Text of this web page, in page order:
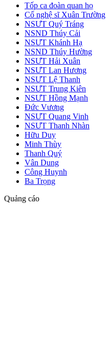
Tốp ca đoàn quan họ
Cố nghệ sĩ Xuân Trường
NSƯT Quý Tráng
NSND Thúy Cải
NSƯT Khánh Hạ
NSND Thúy Hường
NSƯT Hải Xuân
NSƯT Lan Hương
NSƯT Lệ Thanh
NSƯT Trung Kiên
NSƯT Hồng Mạnh
Đức Vương
NSƯT Quang Vinh
NSƯT Thanh Nhàn
Hữu Duy
Minh Thùy
Thanh Quý
Vân Dung
Công Huynh
Ba Trọng
Quảng cáo